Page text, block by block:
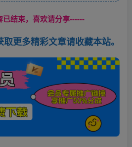
已结束，喜欢请分享------
更多精彩文章请收藏本站。